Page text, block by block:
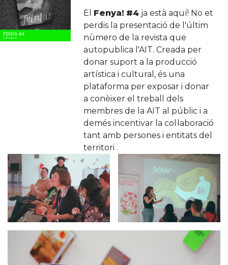
El Fenya! #4ja està aquí! No et
perdis la presentació de l'últim
nùmero de la revista que
autopublica l'AIT. Creada per
donar suport a la producció
artística i cultural, és una
plataforma per exposar i donar
a conèixer el treball dels
membres de la AIT al públic i a
demés incentivar la col·laboració
tant amb persones i entitats del
territori .